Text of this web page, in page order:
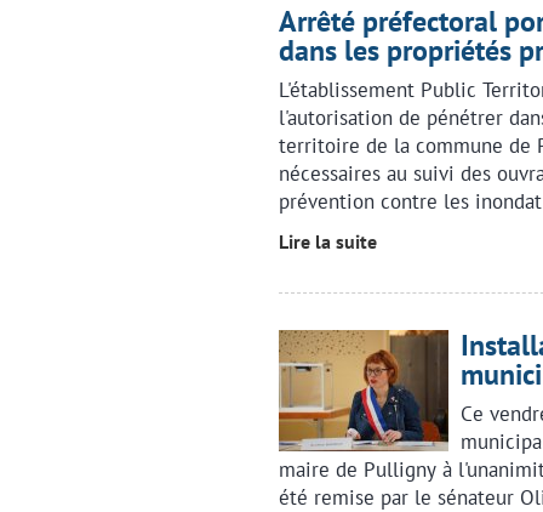
Arrêté préfectoral
dans les propriétés
L'établissement Public
l'autorisation de pénétrer
territoire de la commune de
nécessaires au suivi des
prévention contre les
Lire la suite
Ce
maire de Pulligny à
été remise par le sénateur